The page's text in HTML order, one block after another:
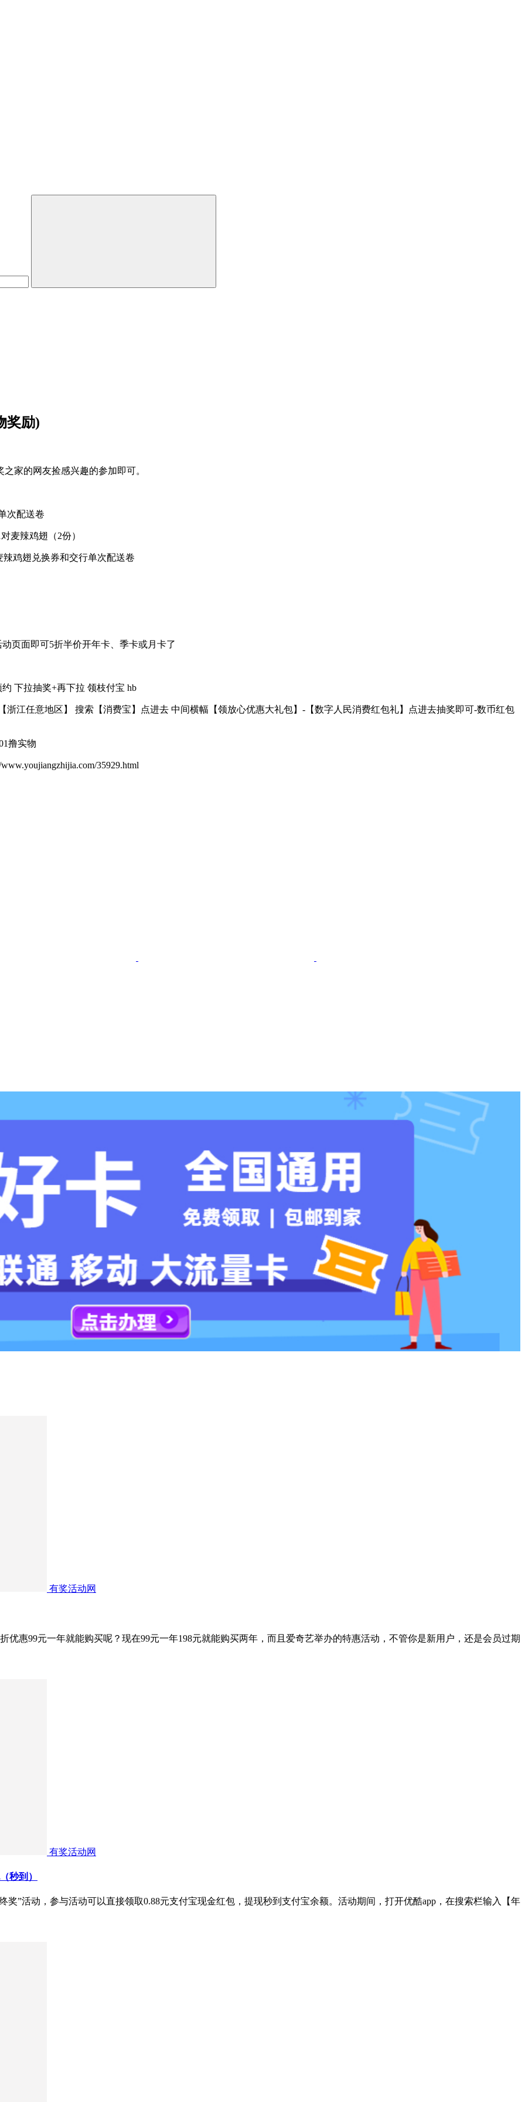
奖励)
家的网友捡感兴趣的参加即可。
次配送卷
麦辣鸡翅（2份）
鸡翅兑换券和交行单次配送卷
动页面即可5折半价开年卡、季卡或月卡了
下拉抽奖+再下拉 领枝付宝 hb
浙江任意地区】 搜索【消费宝】点进去 中间横幅【领放心优惠大礼包】-【数字人民消费红包礼】点进去抽奖即可-数币红包
撸实物
35929.html
有奖活动网
优惠99元一年就能购买呢？现在99元一年198元就能购买两年，而且爱奇艺举办的特惠活动，不管你是新用户，还是会员过期
有奖活动网
秒到）
奖”活动，参与活动可以直接领取0.88元支付宝现金红包，提现秒到支付宝余额。活动期间，打开优酷app，在搜索栏输入【年